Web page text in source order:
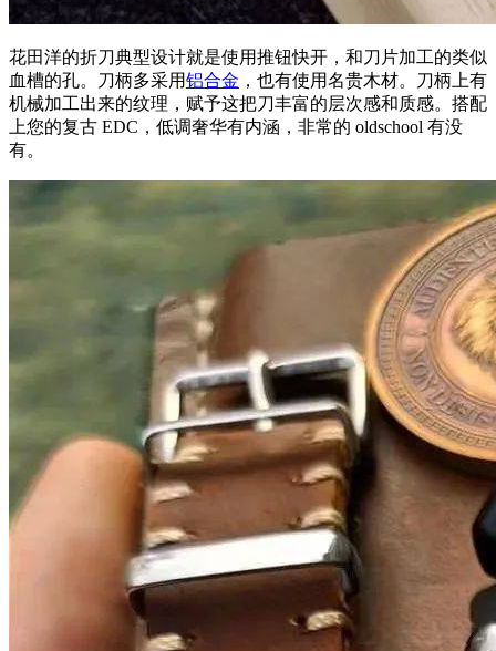
花田洋的折刀典型设计就是使用推钮快开，和刀片加工的类似
血槽的孔。刀柄多采用铝合金 ，也有使用名贵木材。刀柄上有
机械加工出来的纹理，赋予这把刀丰富的层次感和质感。搭配
上您的复古 EDC，低调奢华有内涵，非常的 oldschool 有没
有。